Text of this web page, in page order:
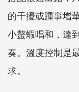
的干擾或踵事增
小螯蝦唱和，達
奏。溫度控制是
求。